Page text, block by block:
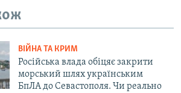
ВІЙНА ТА КРИМ
Російська влада обіцяє закрити
морський шлях українським
БпЛА до Севастополя. Чи реально